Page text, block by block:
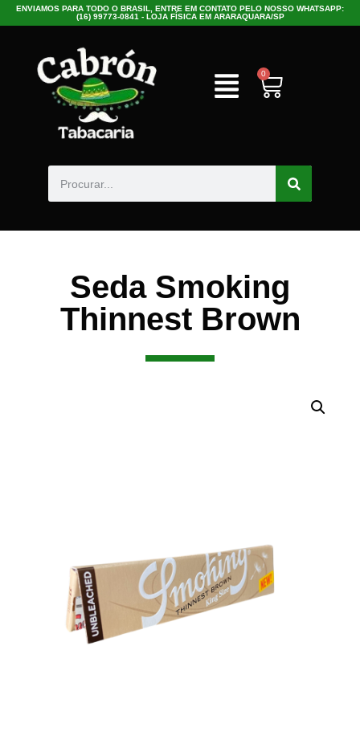
ENVIAMOS PARA TODO O BRASIL, ENTRE EM CONTATO PELO NOSSO WHATSAPP:
(16) 99773-0841 - LOJA FÍSICA EM ARARAQUARA/SP
0
Seda Smoking
Thinnest Brown